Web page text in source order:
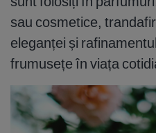
sau cosmetice,
eleganței și
frumusețe în viața